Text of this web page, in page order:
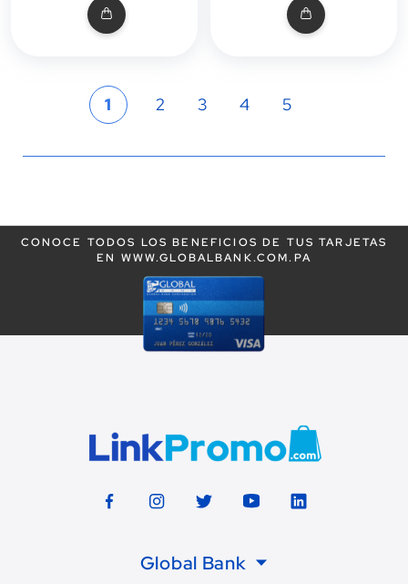
Actualmente
página
1 Página
2 Página
3 Página
4 Página
5
CONOCE TODOS LOS BENEFICIOS DE TUS TARJETAS
EN WWW.GLOBALBANK.COM.PA
Global Bank